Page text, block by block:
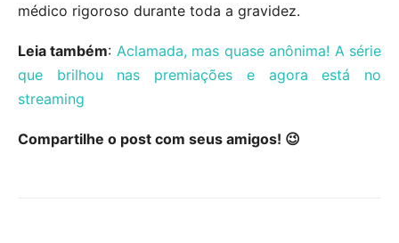
médico rigoroso durante toda a gravidez.
Leia também: Aclamada, mas quase anônima! A série
que brilhou nas premiações e agora está no
streaming
Compartilhe o post com seus amigos! 😉